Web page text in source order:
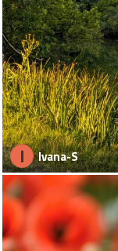
I Ivana-S